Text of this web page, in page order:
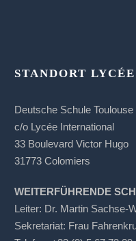
STANDORT
Deutsche Schule Toulouse
c/o Lycée International
33 Boulevard Victor Hugo
31773 Colomiers
WEITERFÜHRENDE
Leiter: Dr. Martin Sachse-
Sekretariat: Frau